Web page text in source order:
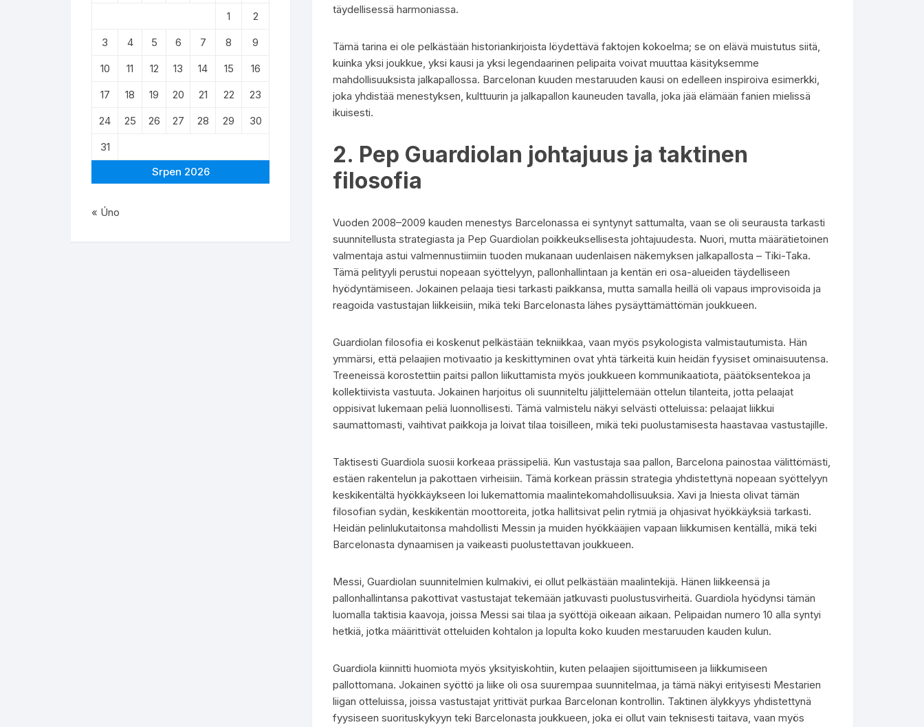
täydellisessä harmoniassa.
Tämä tarina ei ole pelkästään historiankirjoista löydettävä faktojen kokoelma; se on elävä muistutus siitä,
kuinka yksi joukkue, yksi kausi ja yksi legendaarinen pelipaita voivat muuttaa käsityksemme
mahdollisuuksista jalkapallossa. Barcelonan kuuden mestaruuden kausi on edelleen inspiroiva esimerkki,
joka yhdistää menestyksen, kulttuurin ja jalkapallon kauneuden tavalla, joka jää elämään fanien mielissä
ikuisesti.
2. Pep Guardiolan johtajuus ja taktinen
filosofia
Vuoden 2008–2009 kauden menestys Barcelonassa ei syntynyt sattumalta, vaan se oli seurausta tarkasti
suunnitellusta strategiasta ja Pep Guardiolan poikkeuksellisesta johtajuudesta. Nuori, mutta määrätietoinen
valmentaja astui valmennustiimiin tuoden mukanaan uudenlaisen näkemyksen jalkapallosta – Tiki-Taka.
Tämä pelityyli perustui nopeaan syöttelyyn, pallonhallintaan ja kentän eri osa-alueiden täydelliseen
hyödyntämiseen. Jokainen pelaaja tiesi tarkasti paikkansa, mutta samalla heillä oli vapaus improvisoida ja
reagoida vastustajan liikkeisiin, mikä teki Barcelonasta lähes pysäyttämättömän joukkueen.
Guardiolan filosofia ei koskenut pelkästään tekniikkaa, vaan myös psykologista valmistautumista. Hän
ymmärsi, että pelaajien motivaatio ja keskittyminen ovat yhtä tärkeitä kuin heidän fyysiset ominaisuutensa.
Treeneissä korostettiin paitsi pallon liikuttamista myös joukkueen kommunikaatiota, päätöksentekoa ja
kollektiivista vastuuta. Jokainen harjoitus oli suunniteltu jäljittelemään ottelun tilanteita, jotta pelaajat
oppisivat lukemaan peliä luonnollisesti. Tämä valmistelu näkyi selvästi otteluissa: pelaajat liikkui
saumattomasti, vaihtivat paikkoja ja loivat tilaa toisilleen, mikä teki puolustamisesta haastavaa vastustajille.
Taktisesti Guardiola suosii korkeaa prässipeliä. Kun vastustaja saa pallon, Barcelona painostaa välittömästi,
estäen rakentelun ja pakottaen virheisiin. Tämä korkean prässin strategia yhdistettynä nopeaan syöttelyyn
keskikentältä hyökkäykseen loi lukemattomia maalintekomahdollisuuksia. Xavi ja Iniesta olivat tämän
filosofian sydän, keskikentän moottoreita, jotka hallitsivat pelin rytmiä ja ohjasivat hyökkäyksiä tarkasti.
Heidän pelinlukutaitonsa mahdollisti Messin ja muiden hyökkääjien vapaan liikkumisen kentällä, mikä teki
Barcelonasta dynaamisen ja vaikeasti puolustettavan joukkueen.
Messi, Guardiolan suunnitelmien kulmakivi, ei ollut pelkästään maalintekijä. Hänen liikkeensä ja
pallonhallintansa pakottivat vastustajat tekemään jatkuvasti puolustusvirheitä. Guardiola hyödynsi tämän
luomalla taktisia kaavoja, joissa Messi sai tilaa ja syöttöjä oikeaan aikaan. Pelipaidan numero 10 alla syntyi
hetkiä, jotka määrittivät otteluiden kohtalon ja lopulta koko kuuden mestaruuden kauden kulun.
Guardiola kiinnitti huomiota myös yksityiskohtiin, kuten pelaajien sijoittumiseen ja liikkumiseen
pallottomana. Jokainen syöttö ja liike oli osa suurempaa suunnitelmaa, ja tämä näkyi erityisesti Mestarien
liigan otteluissa, joissa vastustajat yrittivät purkaa Barcelonan kontrollin. Taktinen älykkyys yhdistettynä
fyysiseen suorituskykyyn teki Barcelonasta joukkueen, joka ei ollut vain teknisesti taitava, vaan myös
Srpen 2026
1
2
3
4 5 6 7 8
9
10
11 12 13 14 15
16
17
18 19 20 21 22
23
24
25 26 27 28 29
30
31
« Úno